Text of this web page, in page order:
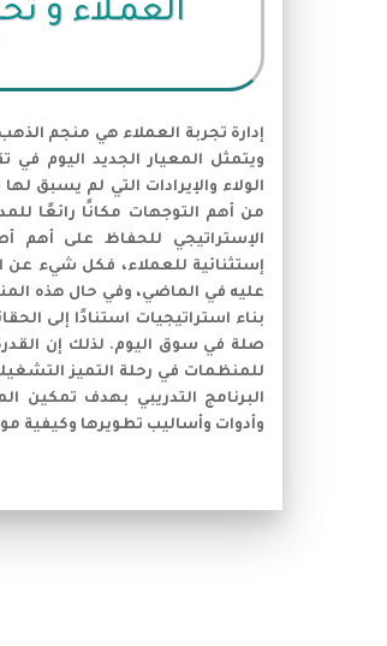
العمـلاء و
إدارة تجربة العملاء هي منجم
ويتمثل المعيار الجديد اليوم
الولاء والإيرادات التي لم يسبق
الإستراتيجي للحفاظ على أهم
إستثنائية للعملاء، فكل شيء عن
عليه في الماضي، وفي حال هذه
بناء استراتيجيات استنادًا إلى
صلة في سوق اليوم. لذلك إن
للمنظمات في رحلة التميز
البرنامج التدريبي بهدف تمكين
وأدوات وأساليب تطويرها وكيفية